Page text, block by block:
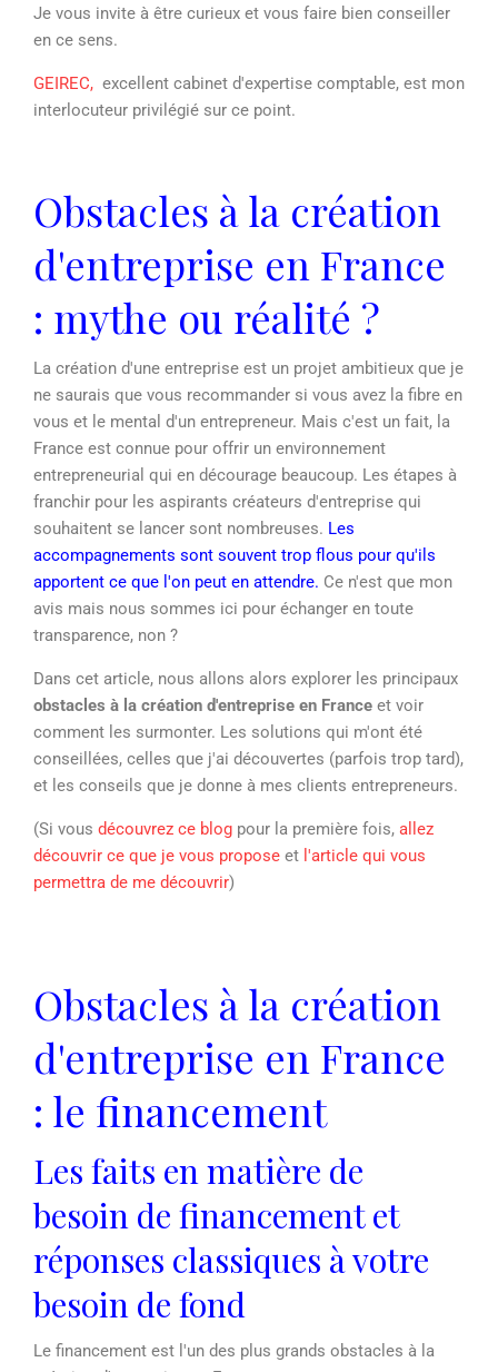
Je vous invite à être curieux et vous faire bien conseiller
en ce sens.
GEIREC, excellent cabinet d'expertise comptable, est mon
interlocuteur privilégié sur ce point.
Obstacles à la création
d'entreprise en France
: mythe ou réalité ?
La création d'une entreprise est un projet ambitieux que je
ne saurais que vous recommander si vous avez la fibre en
vous et le mental d'un entrepreneur. Mais c'est un fait, la
France est connue pour offrir un environnement
entrepreneurial qui en décourage beaucoup. Les étapes à
franchir pour les aspirants créateurs d'entreprise qui
souhaitent se lancer sont nombreuses. Les
accompagnements sont souvent trop flous pour qu'ils
apportent ce que l'on peut en attendre. Ce n'est que mon
avis mais nous sommes ici pour échanger en toute
transparence, non ?
Dans cet article, nous allons alors explorer les principaux
obstacles à la création d'entreprise en France et voir
comment les surmonter. Les solutions qui m'ont été
conseillées, celles que j'ai découvertes (parfois trop tard),
et les conseils que je donne à mes clients entrepreneurs.
(Si vous découvrez ce blog pour la première fois, allez
découvrir ce que je vous propose et l'article qui vous
permettra de me découvrir)
Obstacles à la création
d'entreprise en France
: le financement
Les faits en matière de
besoin de financement et
réponses classiques à votre
besoin de fond
Le financement est l'un des plus grands obstacles à la